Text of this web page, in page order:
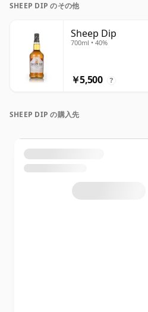
SHEEP DIP のその他
Sheep Dip
700ml • 40%
￥5,500 ?
SHEEP DIP の購入先